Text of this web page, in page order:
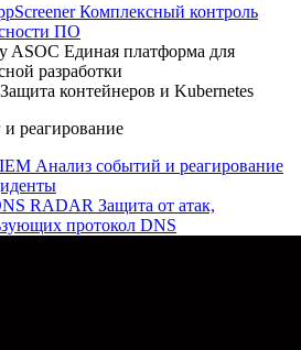
Комплексный контроль
ПО
ASOC Единая платформа для
разработки
Защита контейнеров и Kubernetes
реагирование
Анализ событий и реагирование
RADAR Защита от атак,
протокол DNS